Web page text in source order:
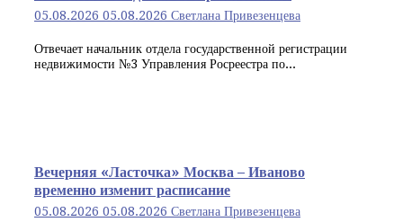
05.08.2026 05.08.2026 Светлана Привезенцева
Отвечает начальник отдела государственной регистрации
недвижимости №3 Управления Росреестра по...
Вечерняя «Ласточка» Москва – Иваново
временно изменит расписание
05.08.2026 05.08.2026 Светлана Привезенцева